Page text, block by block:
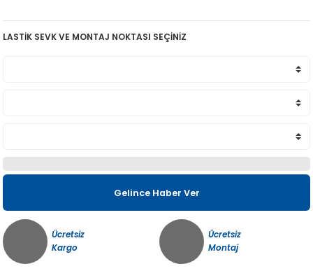
LASTİK SEVK VE MONTAJ NOKTASI SEÇİNİZ
Gelince Haber Ver
Ücretsiz
Kargo
Ücretsiz
Montaj